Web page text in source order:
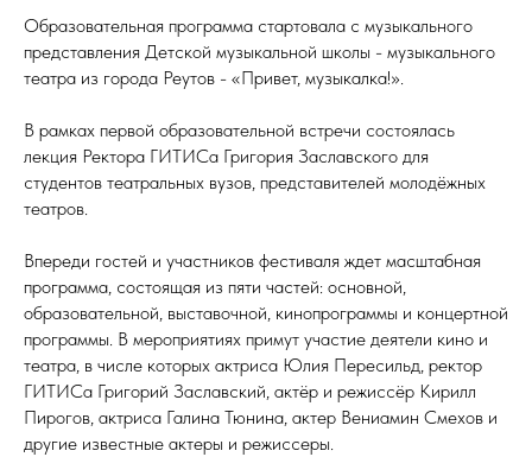
Образовательная программа стартовала с музыкального
представления Детской музыкальной школы - музыкального
театра из города Реутов - «Привет, музыкалка!».
В рамках первой образовательной встречи состоялась
лекция Ректора ГИТИСа Григория Заславского для
студентов театральных вузов, представителей молодёжных
театров.
Впереди гостей и участников фестиваля ждет масштабная
программа, состоящая из пяти частей: основной,
образовательной, выставочной, кинопрограммы и концертной
программы. В мероприятиях примут участие деятели кино и
театра, в числе которых актриса Юлия Пересильд, ректор
ГИТИСа Григорий Заславский, актёр и режиссёр Кирилл
Пирогов, актриса Галина Тюнина, актер Вениамин Смехов и
другие известные актеры и режиссеры.